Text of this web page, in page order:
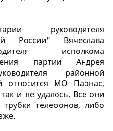
руководителя
России" Вячеслава
исполкома
партии Андрея
районной
относится МО Парнас,
и не удалось. Все они
телефонов, либо